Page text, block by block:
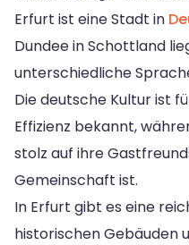
Erfurt ist eine Stadt in
Dundee in Schottland
unterschiedliche
Die deutsche Kultur ist
Effizienz bekannt,
stolz auf ihre
Gemeinschaft ist.
In Erfurt gibt es eine
historischen Gebäuden